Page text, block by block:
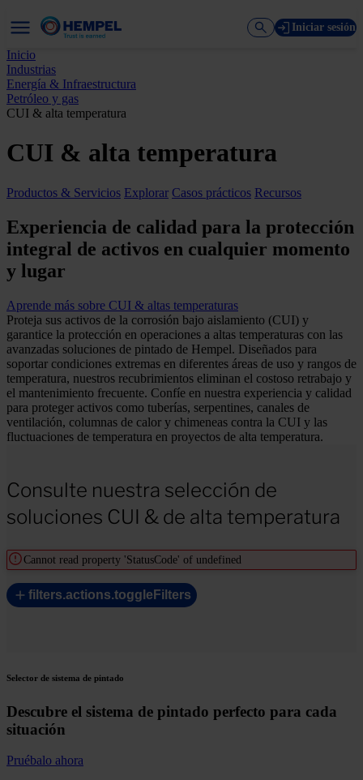
Iniciar sesión
Inicio
Industrias
Energía & Infraestructura
Petróleo y gas
CUI & alta temperatura
CUI & alta temperatura
Productos & Servicios Explorar Casos prácticos Recursos
Experiencia de calidad para la protección
integral de activos en cualquier momento
y lugar
Aprende más sobre CUI & altas temperaturas
Proteja sus activos de la corrosión bajo aislamiento (CUI) y
garantice la protección en operaciones a altas temperaturas con las
avanzadas soluciones de pintado de Hempel. Diseñados para
soportar condiciones extremas en diferentes áreas de uso y rangos de
temperatura, nuestros recubrimientos eliminan el costoso retrabajo y
el mantenimiento frecuente. Confíe en nuestra experiencia y calidad
para proteger activos como tuberías, serpentines, canales de
ventilación, columnas de calor y chimeneas contra la CUI y las
fluctuaciones de temperatura en proyectos de alta temperatura.
Consulte nuestra selección de
soluciones CUI & de alta temperatura
Cannot read property 'StatusCode' of undefined
filters.actions.toggleFilters
Selector de sistema de pintado
Descubre el sistema de pintado perfecto para cada
situación
Pruébalo ahora